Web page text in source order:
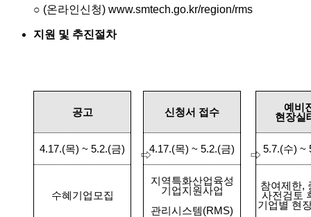
○ (온라인신청) www.smtech.go.kr/region/rms
지원 및 추진절차
공고
⇨
신청서 접수
⇨
예비
현장실
4.17.(목) ~ 5.2.(금) 4.17.(목) ~ 5.2.(금) 5.7.(수) ~
수혜기업모집
지역특화산업육성
기업지원사업
관리시스템(RMS)
참여제한,
사전검토
기업별 현